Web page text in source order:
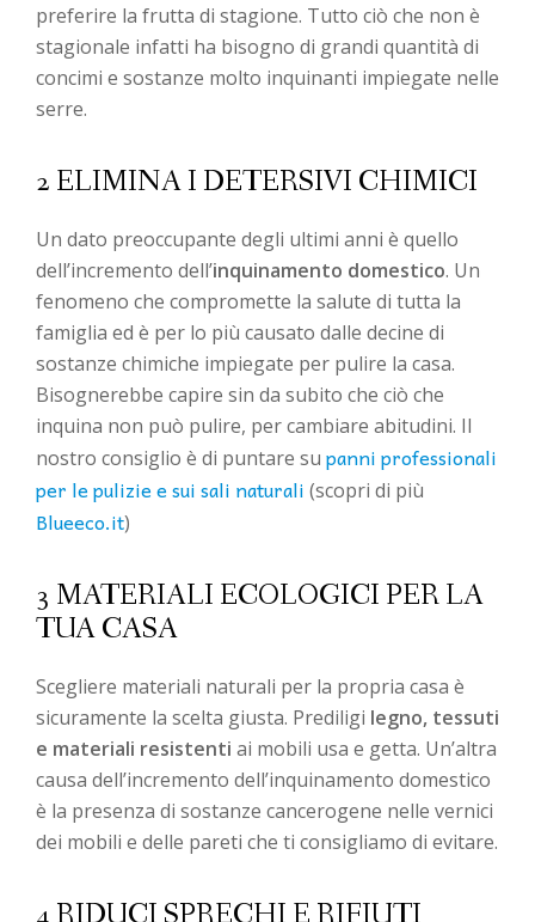
preferire la frutta di stagione. Tutto ciò che non è
stagionale infatti ha bisogno di grandi quantità di
concimi e sostanze molto inquinanti impiegate nelle
serre.
2 ELIMINA I DETERSIVI CHIMICI
Un dato preoccupante degli ultimi anni è quello
dell’incremento dell’inquinamento domestico. Un
fenomeno che compromette la salute di tutta la
famiglia ed è per lo più causato dalle decine di
sostanze chimiche impiegate per pulire la casa.
Bisognerebbe capire sin da subito che ciò che
inquina non può pulire, per cambiare abitudini. Il
nostro consiglio è di puntare su panni professionali
per le pulizie e sui sali naturali (scopri di più
Blueeco.it)
3 MATERIALI ECOLOGICI PER LA
TUA CASA
Scegliere materiali naturali per la propria casa è
sicuramente la scelta giusta. Prediligi legno, tessuti
e materiali resistenti ai mobili usa e getta. Un’altra
causa dell’incremento dell’inquinamento domestico
è la presenza di sostanze cancerogene nelle vernici
dei mobili e delle pareti che ti consigliamo di evitare.